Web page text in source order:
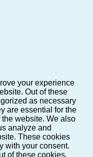
your experience
Out of these
as necessary
are essential for the
website. We also
analyze and
These cookies
with your consent.
of these cookies.